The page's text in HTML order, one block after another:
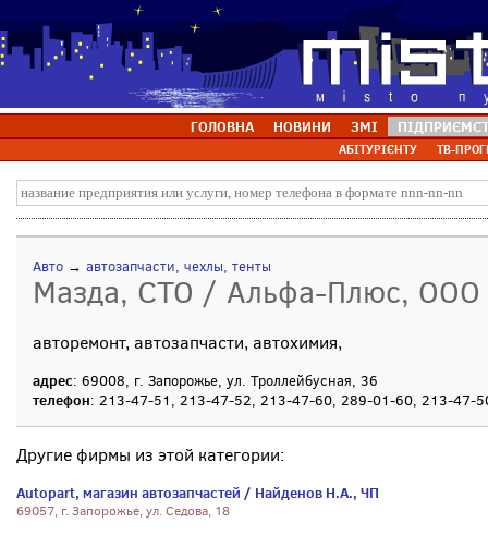
ГОЛОВНА НОВИНИ ЗМІ
АБІТУРІЄНТУ ТВ-
Авто → автозапчасти, чехлы, тенты
Мазда, СТО / Альфа-Плюс, ООО
авторемонт, автозапчасти, автохимия,
адрес: 69008, г. Запорожье, ул. Троллейбусная, 36
телефон: 213-47-51, 213-47-52, 213-47-60, 289-01-60, 213-47-
Другие фирмы из этой категории:
Autopart, магазин автозапчастей / Найденов Н.А., ЧП
69057, г. Запорожье, ул. Седова, 18